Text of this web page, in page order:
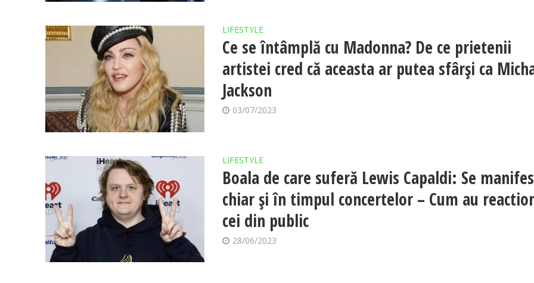
LIFESTYLE
Ce se întâmplă cu Madonna? De ce prietenii
artistei cred că aceasta ar putea sfârși ca
Jackson
03/07/2023
LIFESTYLE
Boala de care suferă Lewis Capaldi: Se
chiar și în timpul concertelor – Cum au
cei din public
28/06/2023